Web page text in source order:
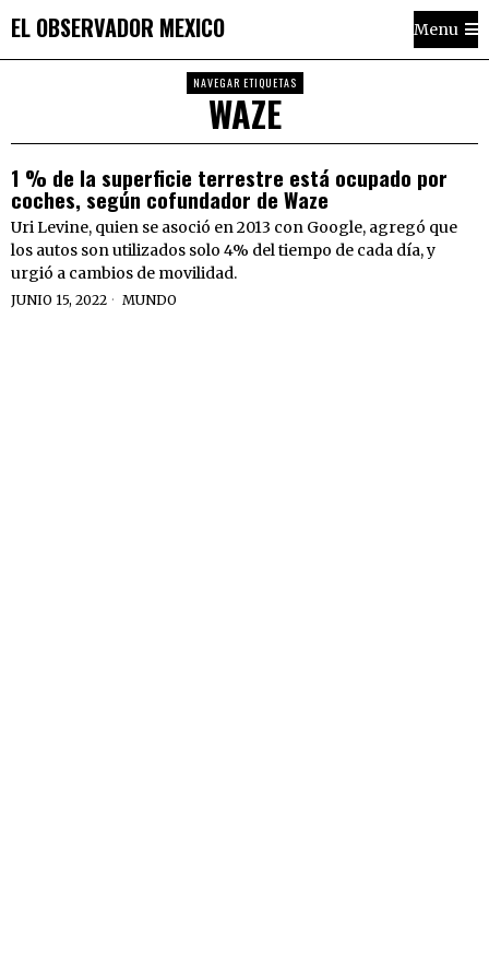
EL OBSERVADOR MEXICO Menu
NAVEGAR ETIQUETAS
WAZE
1 % de la superficie terrestre está ocupado por
coches, según cofundador de Waze
Uri Levine, quien se asoció en 2013 con Google, agregó que
los autos son utilizados solo 4% del tiempo de cada día, y
urgió a cambios de movilidad.
JUNIO 15, 2022 MUNDO